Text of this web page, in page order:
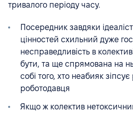
тривалого періоду часу.
Посередник завдяки
цінностей схильний дуже
несправедливість в
бути, та ще спрямована на
собі того, хто неабияк
роботодавця
Якщо ж колектив